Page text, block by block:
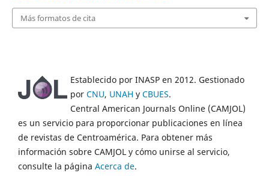
Más formatos de cita
Establecido por INASP en 2012. Gestionado
por CNU, UNAH y CBUES.
Central American Journals Online (CAMJOL)
es un servicio para proporcionar publicaciones en línea
de revistas de Centroamérica. Para obtener más
información sobre CAMJOL y cómo unirse al servicio,
consulte la página Acerca de.